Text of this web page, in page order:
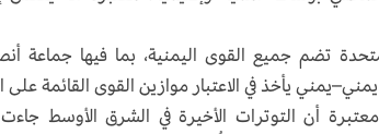
تضم جميع القوى اليمنية، بما فيها جماعة
يأخذ في الاعتبار موازين القوى القائمة على
أن التوترات الأخيرة في الشرق الأوسط